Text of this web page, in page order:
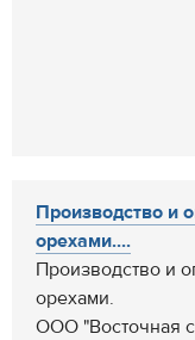
Производство и
орехами....
Производство и
орехами.
ООО "Восточная